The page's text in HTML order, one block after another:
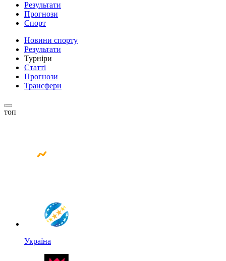
Результати
Прогнози
Спорт
Новини спорту
Результати
Турніри
Статті
Прогнози
Трансфери
топ
Україна